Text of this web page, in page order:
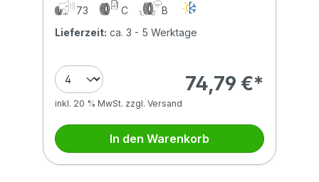
73 C
B
Lieferzeit: ca. 3 - 5 Werktage
74,79 €*
inkl. 20 % MwSt. zzgl. Versand
In den Warenkorb